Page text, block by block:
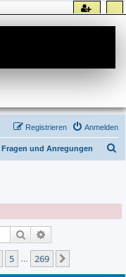
Anmelden
Registrieren
Fragen und Anregungen
Suche
5 269